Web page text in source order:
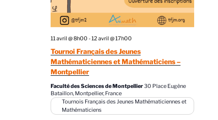
Tournoi Français des Jeunes
Mathématiciennes et Mathématiciens –
Montpellier
11 avril @ 8h00 -12 avril @ 17h00
Faculté des Sciences de Montpellier30 Place Eugène
Bataillon, Montpellier, France
Tournois Français des Jeunes Mathématiciennes et
Mathématiciens